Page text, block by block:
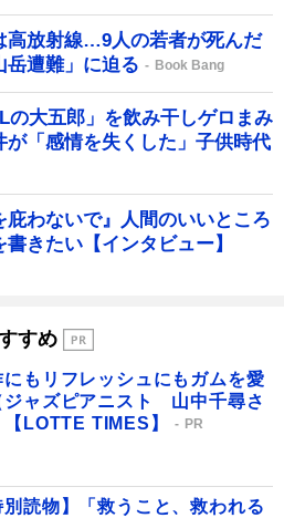
高放射線…9人の若者が死んだ
岳遭難」に迫る
Book Bang
の大五郎」を飲み干しゲロまみ
「感情を失くした」子供時代
わないで』人間のいいところ
きたい【インタビュー】
すめ
にもリフレッシュにもガムを愛
ジャズピアニスト 山中千尋さ
【LOTTE TIMES】
PR
別読物】「救うこと、救われる